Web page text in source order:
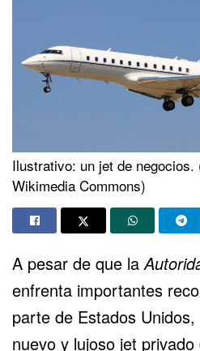
Ilustrativo: un jet de negocios.
Wikimedia Commons)
A pesar de que la
enfrenta importantes
parte de Estados
nuevo y lujoso jet